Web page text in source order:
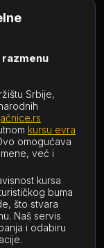
Srbije,
kursu evra
omogućava
već i
kursa
buma
što stvara
Naš servis
i odabiru